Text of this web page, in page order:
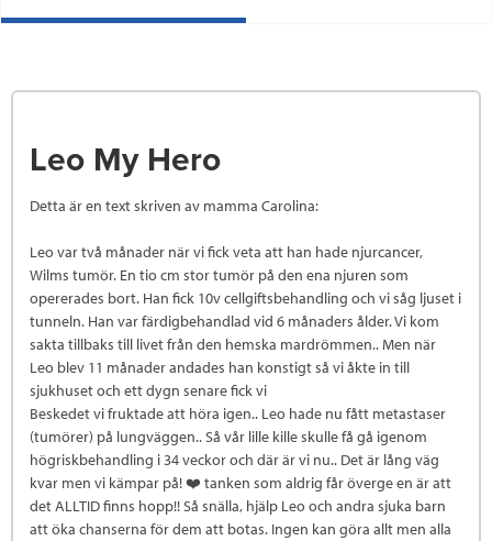
Leo My Hero
Detta är en text skriven av mamma Carolina:
Leo var två månader när vi fick veta att han hade njurcancer,
Wilms tumör. En tio cm stor tumör på den ena njuren som
opererades bort. Han fick 10v cellgiftsbehandling och vi såg ljuset i
tunneln. Han var färdigbehandlad vid 6 månaders ålder. Vi kom
sakta tillbaks till livet från den hemska mardrömmen.. Men när
Leo blev 11 månader andades han konstigt så vi åkte in till
sjukhuset och ett dygn senare fick vi
Beskedet vi fruktade att höra igen.. Leo hade nu fått metastaser
(tumörer) på lungväggen.. Så vår lille kille skulle få gå igenom
högriskbehandling i 34 veckor och där är vi nu.. Det är lång väg
kvar men vi kämpar på! ❤️ tanken som aldrig får överge en är att
det ALLTID finns hopp!! Så snälla, hjälp Leo och andra sjuka barn
att öka chanserna för dem att botas. Ingen kan göra allt men alla